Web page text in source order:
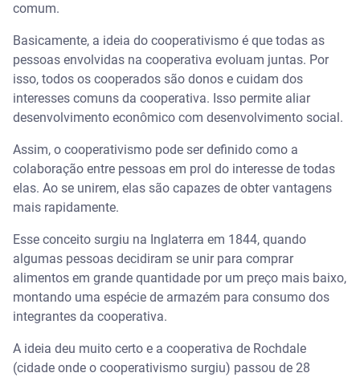
comum.
Basicamente, a ideia do cooperativismo é que todas as
pessoas envolvidas na cooperativa evoluam juntas. Por
isso, todos os cooperados são donos e cuidam dos
interesses comuns da cooperativa. Isso permite aliar
desenvolvimento econômico com desenvolvimento social.
Assim, o cooperativismo pode ser definido como a
colaboração entre pessoas em prol do interesse de todas
elas. Ao se unirem, elas são capazes de obter vantagens
mais rapidamente.
Esse conceito surgiu na Inglaterra em 1844, quando
algumas pessoas decidiram se unir para comprar
alimentos em grande quantidade por um preço mais baixo,
montando uma espécie de armazém para consumo dos
integrantes da cooperativa.
A ideia deu muito certo e a cooperativa de Rochdale
(cidade onde o cooperativismo surgiu) passou de 28